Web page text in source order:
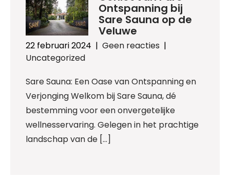
Ontspanning bij
Sare Sauna op de
Veluwe
22 februari 2024 | Geen reacties |
Uncategorized
Sare Sauna: Een Oase van Ontspanning en
Verjonging Welkom bij Sare Sauna, dé
bestemming voor een onvergetelijke
wellnesservaring. Gelegen in het prachtige
landschap van de […]